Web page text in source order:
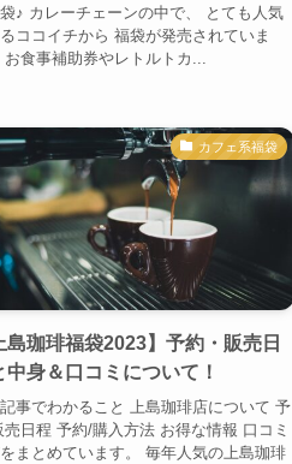
♪ カレーチェーンの中で、 とても人気
ココイチから 福袋が発売されていま
お食事補助券やレトルトカ...
カフェ系福袋
島珈琲福袋2023】予約・販売日
中身＆口コミについて！
記事でわかること 上島珈琲店について 予
売日程 予約/購入方法 お得な情報 口コミ
まとめています。 毎年人気の上島珈琲